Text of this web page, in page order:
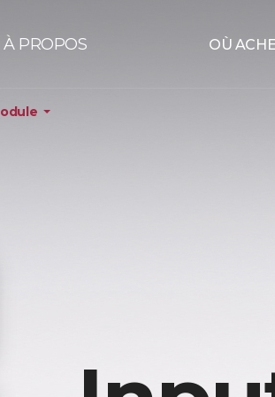
À PROPOS OÙ